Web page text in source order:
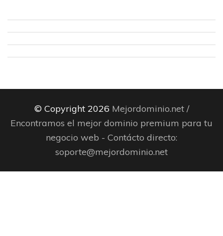
© Copyright 2026 Mejordominio.net /
Encontramos el mejor dominio premium para tu
negocio web - Contácto directo:
soporte@mejordominio.net